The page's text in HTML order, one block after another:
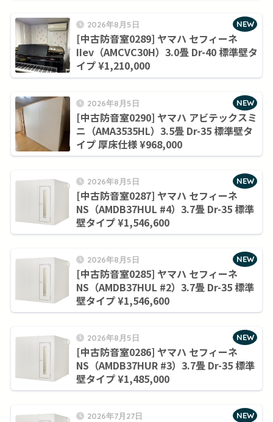
2026年8月5日
[中古防音室0289] ヤマハ セフィーネ
IIev（AMCVC30H）3.0畳 Dr-40 標準壁タ
イプ ¥1,210,000
NEW
2026年8月5日
[中古防音室0290] ヤマハ アビテックスミ
ニ（AMA3535HL）3.5畳 Dr-35 標準壁タ
イプ 厚床仕様 ¥968,000
NEW
2026年8月5日
[中古防音室0287] ヤマハ セフィーネ
NS（AMDB37HUL #4）3.7畳 Dr-35 標準
壁タイプ ¥1,546,600
NEW
2026年8月5日
[中古防音室0285] ヤマハ セフィーネ
NS（AMDB37HUL #2）3.7畳 Dr-35 標準
壁タイプ ¥1,546,600
NEW
2026年8月5日
[中古防音室0286] ヤマハ セフィーネ
NS（AMDB37HUR #3）3.7畳 Dr-35 標準
壁タイプ ¥1,485,000
NEW
2026年7月27日 NEW